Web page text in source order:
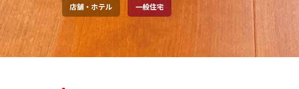
店舗・ホテル 一般住宅